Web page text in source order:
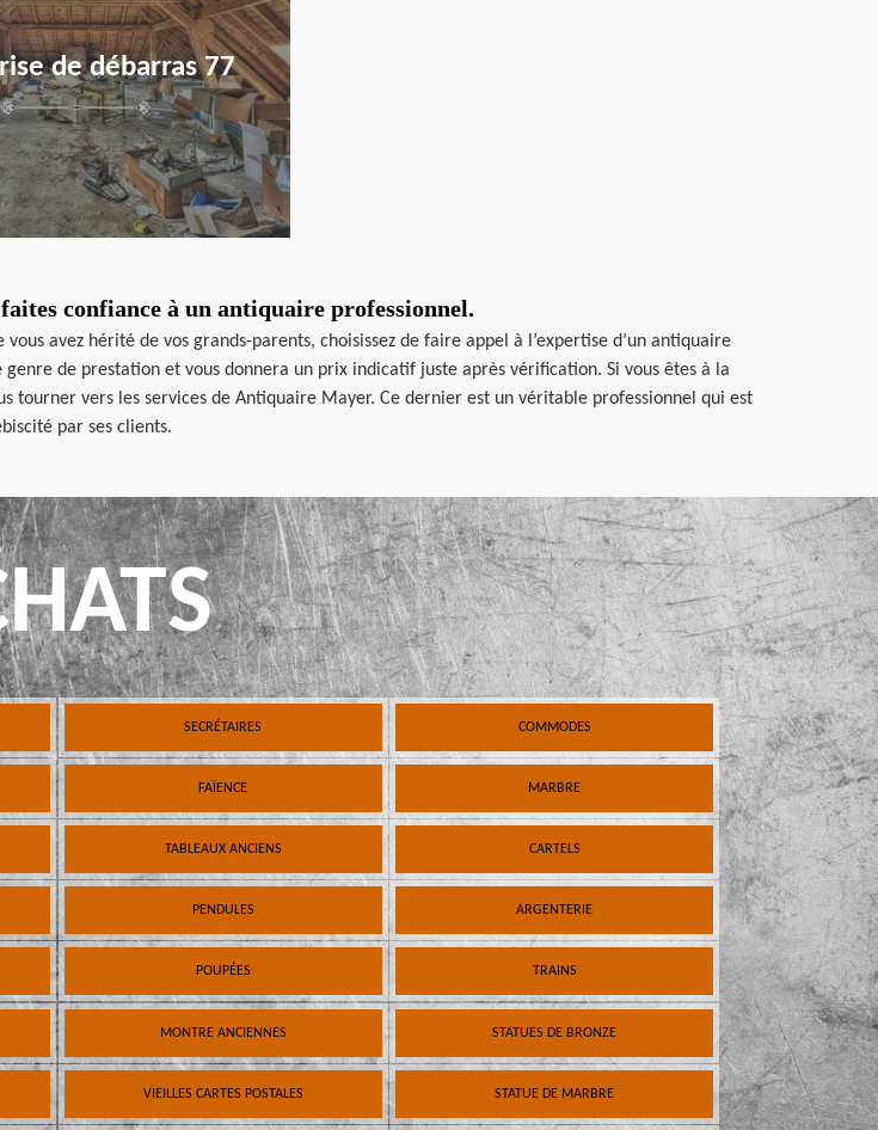
de débarras 77
confiance à un antiquaire professionnel.
avez hérité de vos grands-parents, choisissez de faire appel à l’expertise d’un antiquaire
de prestation et vous donnera un prix indicatif juste après vérification. Si vous êtes à la
tourner vers les services de Antiquaire Mayer. Ce dernier est un véritable professionnel qui est
par ses clients.
SECRÉTAIRES COMMODES
FAÏENCE MARBRE
TABLEAUX ANCIENS CARTELS
PENDULES ARGENTERIE
POUPÉES TRAINS
MONTRE ANCIENNES STATUES DE BRONZE
VIEILLES CARTES POSTALES STATUE DE MARBRE